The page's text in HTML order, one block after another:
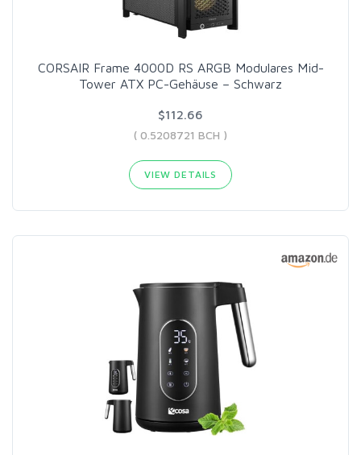
CORSAIR Frame 4000D RS ARGB Modulares Mid-
Tower ATX PC-Gehäuse – Schwarz
$112.66
( 0.5208721 BCH )
VIEW DETAILS